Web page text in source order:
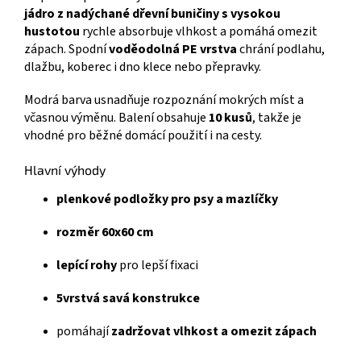
jádro z nadýchané dřevní buničiny s vysokou
hustotou rychle absorbuje vlhkost a pomáhá omezit
zápach. Spodnívoděodolná PE vrstvachrání podlahu,
dlažbu, koberec i dno klece nebo přepravky.
Modrá barva usnadňuje rozpoznání mokrých míst a
včasnou výměnu. Balení obsahuje 10 kusů, takže je
vhodné pro běžné domácí použití i na cesty.
Hlavní výhody
plenkové podložky pro psy a mazlíčky
rozměr 60x60 cm
lepící rohypro lepší fixaci
5vrstvá savá konstrukce
pomáhajízadržovat vlhkost a omezit zápach